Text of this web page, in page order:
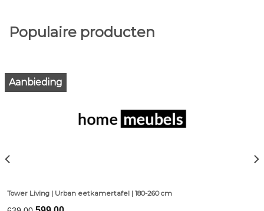
Populaire producten
Aanbieding
Tower Living | Urban eetkamertafel | 180-260 cm